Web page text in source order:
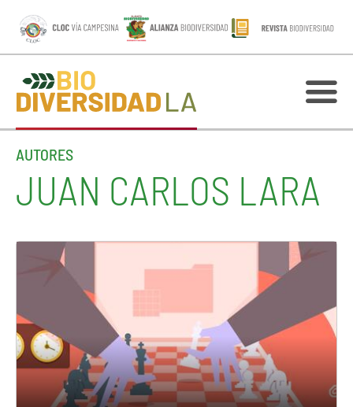
AUTORES
JUAN CARLOS LARA